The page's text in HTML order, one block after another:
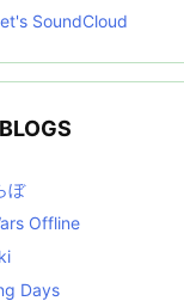
SoundCloud
ぼ
Offline
Days